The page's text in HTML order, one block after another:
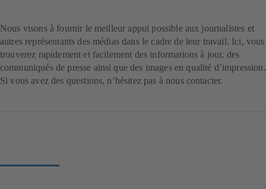
Nous visons à fournir le meilleur appui possible aux journalistes et
autres représentants des médias dans le cadre de leur travail. Ici, vous
trouverez rapidement et facilement des informations à jour, des
communiqués de presse ainsi que des images en qualité d’impression.
Si vous avez des questions, n’hésitez pas à nous contacter.